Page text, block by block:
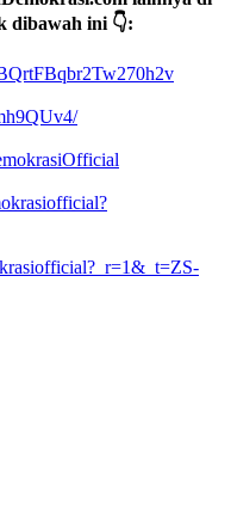
dibawah ini 👇: